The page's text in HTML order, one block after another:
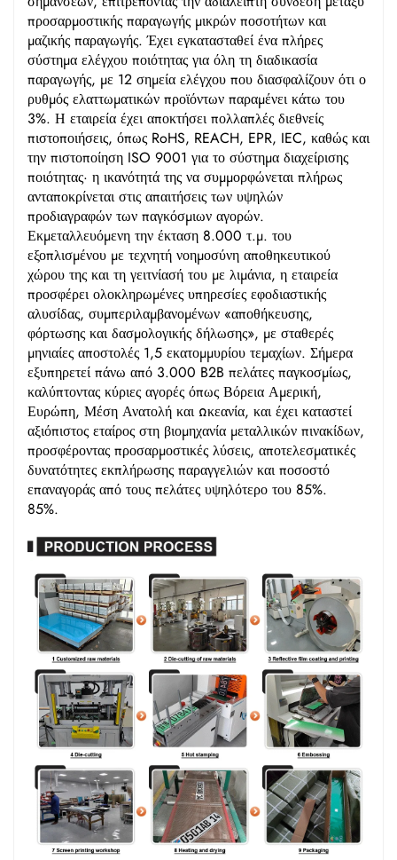
προσαρμοστικής παραγωγής μικρών ποσοτήτων και
μαζικής παραγωγής. Έχει εγκατασταθεί ένα πλήρες
σύστημα ελέγχου ποιότητας για όλη τη διαδικασία
παραγωγής, με 12 σημεία ελέγχου που διασφαλίζουν ότι ο
ρυθμός ελαττωματικών προϊόντων παραμένει κάτω του
3%. Η εταιρεία έχει αποκτήσει πολλαπλές διεθνείς
πιστοποιήσεις, όπως RoHS, REACH, EPR, IEC, καθώς και
την πιστοποίηση ISO 9001 για το σύστημα διαχείρισης
ποιότητας· η ικανότητά της να συμμορφώνεται πλήρως
ανταποκρίνεται στις απαιτήσεις των υψηλών
προδιαγραφών των παγκόσμιων αγορών.
Εκμεταλλευόμενη την έκταση 8.000 τ.μ. του
εξοπλισμένου με τεχνητή νοημοσύνη αποθηκευτικού
χώρου της και τη γειτνίασή του με λιμάνια, η εταιρεία
προσφέρει ολοκληρωμένες υπηρεσίες εφοδιαστικής
αλυσίδας, συμπεριλαμβανομένων «αποθήκευσης,
φόρτωσης και δασμολογικής δήλωσης», με σταθερές
μηνιαίες αποστολές 1,5 εκατομμυρίου τεμαχίων. Σήμερα
εξυπηρετεί πάνω από 3.000 B2B πελάτες παγκοσμίως,
καλύπτοντας κύριες αγορές όπως Βόρεια Αμερική,
Ευρώπη, Μέση Ανατολή και Ωκεανία, και έχει καταστεί
αξιόπιστος εταίρος στη βιομηχανία μεταλλικών πινακίδων,
προσφέροντας προσαρμοστικές λύσεις, αποτελεσματικές
δυνατότητες εκπλήρωσης παραγγελιών και ποσοστό
επαναγοράς από τους πελάτες υψηλότερο του 85%.
85%.